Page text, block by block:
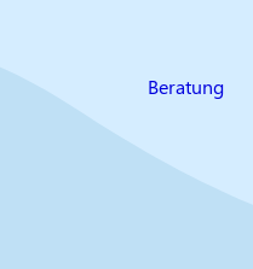
Beratung